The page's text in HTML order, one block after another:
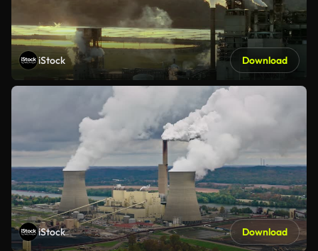
iStock Download
iStock Download